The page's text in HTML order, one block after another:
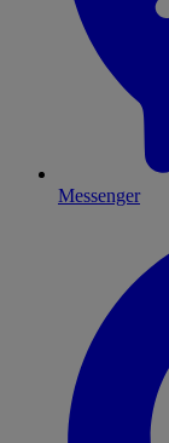
Messenger